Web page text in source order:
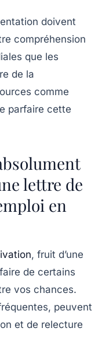
doivent
compréhension
que les
de la
comme
parfaire cette
lettre de
en
, fruit d’une
de certains
vos chances.
peuvent
et de relecture